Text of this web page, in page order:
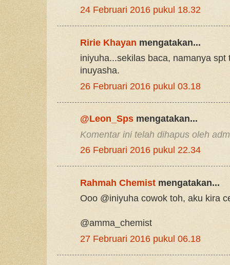
24 Februari 2016 pukul 18.32
Ririe Khayan mengatakan...
iniyuha...sekilas baca, namanya spt
inuyasha.
26 Februari 2016 pukul 03.18
@Leon_Sps mengatakan...
Komentar ini telah dihapus oleh
26 Februari 2016 pukul 22.34
Rahmah Chemist mengatakan...
Ooo @iniyuha cowok toh, aku kira
@amma_chemist
27 Februari 2016 pukul 06.18